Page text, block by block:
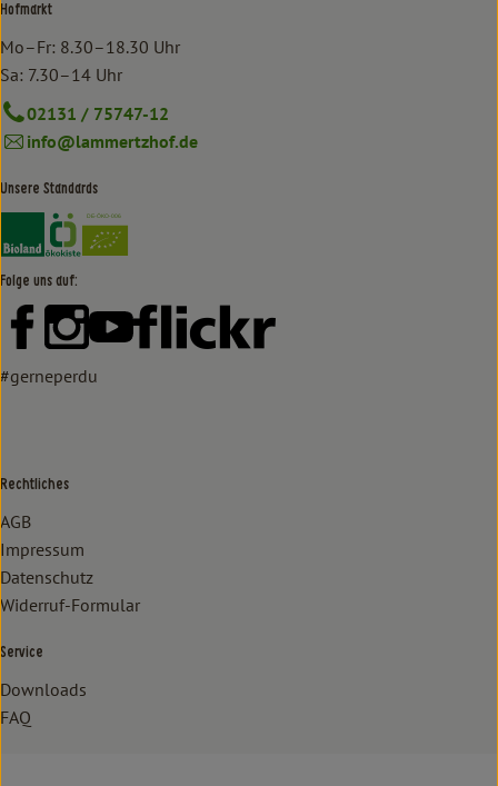
Hofmarkt
Mo–Fr: 8.30–18.30 Uhr
Sa: 7.30–14 Uhr
02131 / 75747-12
info@lammertzhof.de
Unsere Standards
Externer Link zu https://www.bioland.de/verbraucher
Externer Link zu https://www.oekokiste.de/
Folge uns auf:
Externer Link zu https://www.facebook.com/lammertzhof/
Externer Link zu https://www.instagram.com/
Externer Link zu https://www.youtube.com/
Externer Link zu https://
#gerneperdu
Rechtliches
AGB
Impressum
Datenschutz
Widerruf-Formular
Service
Downloads
FAQ